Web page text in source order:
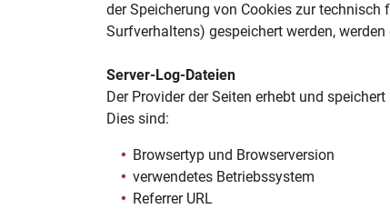
der Speicherung von Cookies zur technisch
Surfverhaltens) gespeichert werden,
Server-Log-Dateien
Der Provider der Seiten erhebt und
Dies sind:
Browsertyp und Browserversion
verwendetes Betriebssystem
Referrer URL